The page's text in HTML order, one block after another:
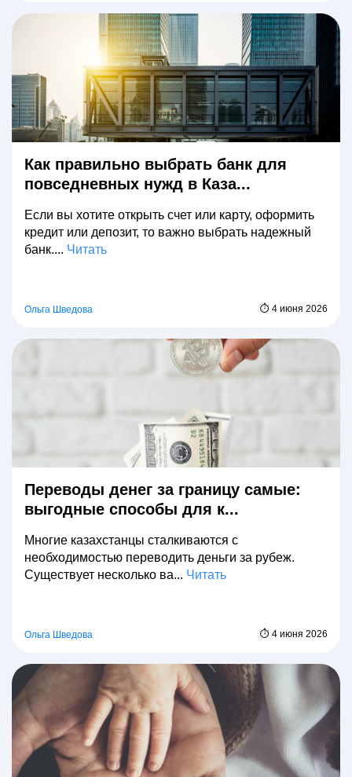
Как правильно выбрать банк для
повседневных нужд в Каза...
Если вы хотите открыть счет или карту, оформить
кредит или депозит, то важно выбрать надежный
банк.... Читать
Ольга Шведова ⏱ 4 июня 2026
Переводы денег за границу самые:
выгодные способы для к...
Многие казахстанцы сталкиваются с
необходимостью переводить деньги за рубеж.
Существует несколько ва... Читать
Ольга Шведова ⏱ 4 июня 2026